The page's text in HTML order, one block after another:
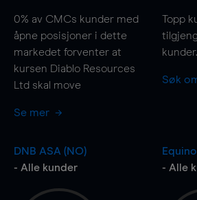
0% av CMCs kunder med
åpne posisjoner i dette
markedet forventer at
kursen Diablo Resources
Ltd skal move
Se mer
Topp
kunder.
Søk
DNB ASA (NO)
- Alle kunder
- Alle